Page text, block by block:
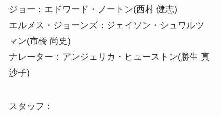
ジョー：エドワード・ノートン(西村 健志)
エルメス・ジョーンズ：ジェイソン・シュワルツ
マン(市橋 尚史)
ナレーター：アンジェリカ・ヒューストン(勝生 真
沙子)
スタッフ：